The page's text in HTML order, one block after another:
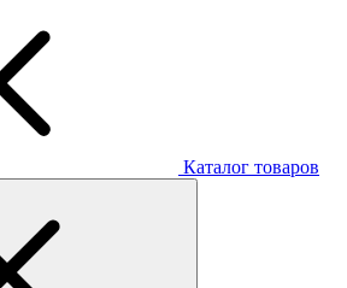
Каталог товаров